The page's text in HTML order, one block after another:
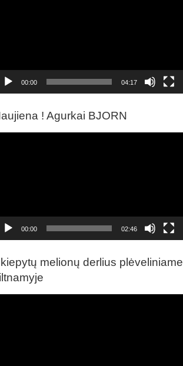
00:00 04:17
! Agurkai BJORN
00:00 02:46
melionų derlius plėveliniame